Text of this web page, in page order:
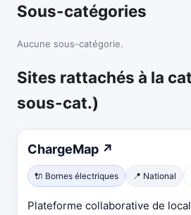
Sous-catégories
Aucune sous-catégorie.
Sites rattachés à la
sous-cat.)
ChargeMap ↗
🔌 Bornes électriques 📍 National
Plateforme collaborative de